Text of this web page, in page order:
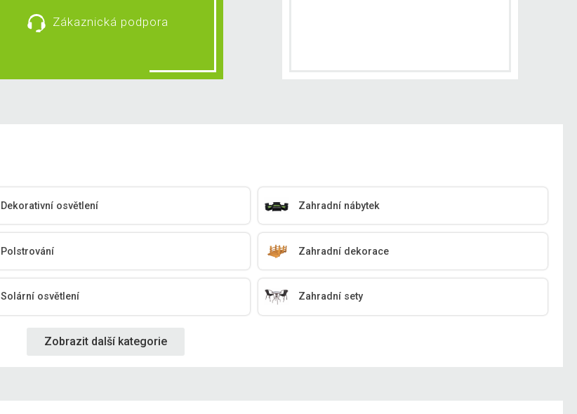
Zákaznická podpora
Dekorativní osvětlení Zahradní nábytek
Polstrování Zahradní dekorace
Solární osvětlení Zahradní sety
Zobrazit další kategorie